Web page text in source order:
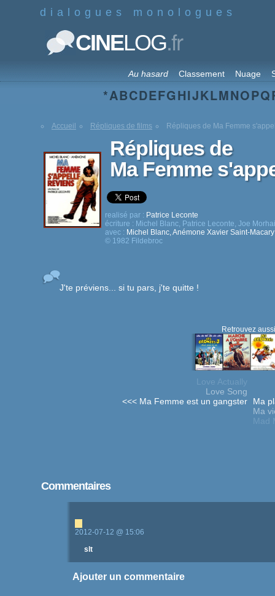
dialogues monologues
CINELOG.fr
Au hasard Classement Nuage
*ABCDEFGHIJKLMNOPQ
Accueil Répliques de films Répliques de Ma Femme
Répliques de
Ma Femme
realisé par : Patrice Leconte
écriture : Michel Blanc, Patrice Leconte, Joe
avec : Michel Blanc,Anémone Xavier Saint-Macary
© 1982 Fildebroc
J'te préviens... si tu pars, j'te quitte !
Retrouvez
Love Actually
Love Song
<<< Ma Femme est un gangster
Ma
Ma
Mad
Commentaires
2012-07-12 @ 15:06
slt
Ajouter un commentaire